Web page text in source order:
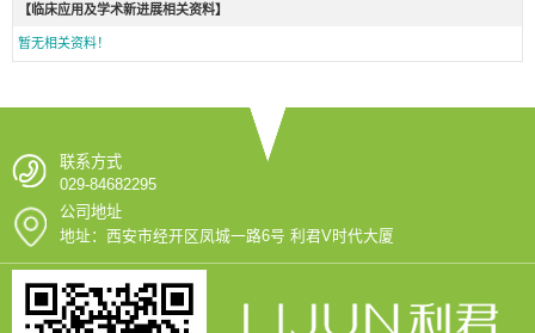
【临床应用及学术新进展相关资料】
暂无相关资料！
联系方式
029-84682295
公司地址
地址：西安市经开区凤城一路6号 利君V时代大厦